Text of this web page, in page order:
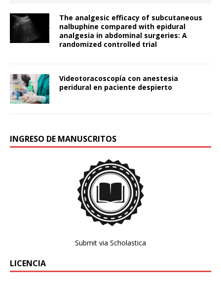
The analgesic efficacy of subcutaneous
nalbuphine compared with epidural
analgesia in abdominal surgeries: A
randomized controlled trial
Videotoracoscopía con anestesia
peridural en paciente despierto
INGRESO DE MANUSCRITOS
Submit via Scholastica
LICENCIA